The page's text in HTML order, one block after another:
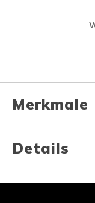
Merkmale
Details